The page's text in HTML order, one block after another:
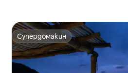
Супердомакин
Супердомакин